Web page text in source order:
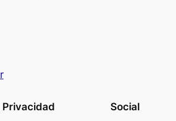
Privacidad Social